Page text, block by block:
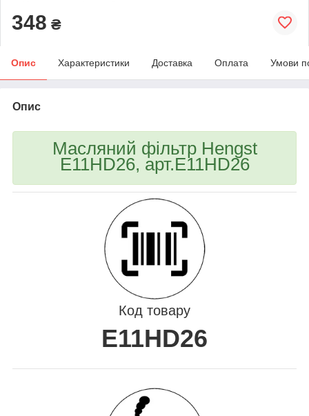
348 ₴
Опис Характеристики Доставка Оплата Умови
Опис
Масляний фільтр Hengst
E11HD26, арт.E11HD26
Код товару
E11HD26